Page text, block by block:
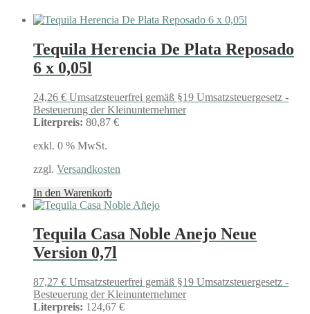
Tequila Herencia De Plata Reposado
6 x 0,05l
24,26 € Umsatzsteuerfrei gemäß §19 Umsatzsteuergesetz -
Besteuerung der Kleinunternehmer
Literpreis: 80,87 €
exkl. 0 % MwSt.
zzgl. Versandkosten
In den Warenkorb
Tequila Casa Noble Anejo Neue
Version 0,7l
87,27 € Umsatzsteuerfrei gemäß §19 Umsatzsteuergesetz -
Besteuerung der Kleinunternehmer
Literpreis: 124,67 €